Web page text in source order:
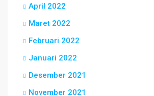
April 2022
Maret 2022
Februari 2022
Januari 2022
Desember 2021
November 2021